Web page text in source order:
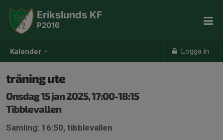
Kalender Logga in
Erikslunds KF
P2016
träning ute
Onsdag 15 jan 2025, 17:00-18:15
Tibblevallen
Samling: 16:50, tibblevallen